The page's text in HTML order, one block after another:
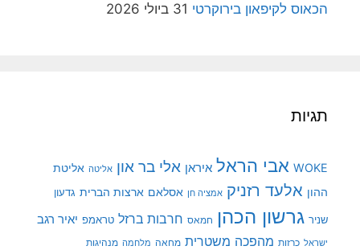
הכאוס לקיפאון בירוקרטי 31 ביולי 2026
תגיות
WOKE אבי הראל איראן אלי בר און אליטה אליטת
ההון אלעד רזניק אמציה חן אסלאם ארצות הברית גדעון
שניר גרשון הכהן חמאס חרבות ברזל טראמפ יאיר רגב
ישראל כרזות מהפכה משטרית מחאה מלחמה מנהיגות